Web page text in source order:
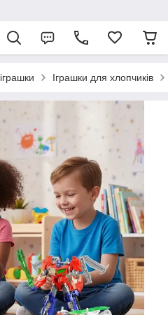
Іграшки для хлопчиків